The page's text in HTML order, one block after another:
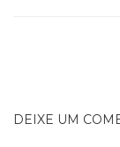
DEIXE UM